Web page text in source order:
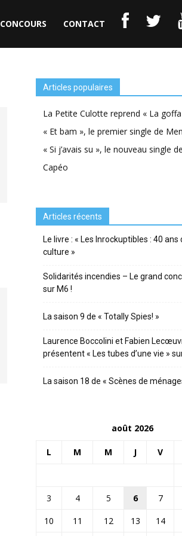
CONCOURS CONTACT
Articles populaires
La Petite Culotte reprend « La
« Et bam », le premier single de
« Si j’avais su », le nouveau single
Capéo
Articles récents
Le livre : « Les Inrockuptibles : 40 ans
culture »
Solidarités incendies – Le grand
sur M6 !
La saison 9 de « Totally Spies! »
Laurence Boccolini et Fabien
présentent « Les tubes d’une vie »
La saison 18 de « Scènes de
août 2026
L M M J V
3
4 5 6 7
10
11 12 13 14